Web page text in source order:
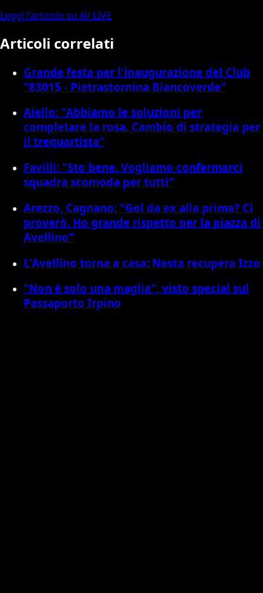
Leggi l’articolo su AV LIVE
Articoli correlati
Grande festa per l'inaugurazione del Club
"83015 - Pietrastornina Biancoverde"
Aiello: "Abbiamo le soluzioni per
completare la rosa. Cambio di strategia per
il trequartista"
Favilli: "Sto bene. Vogliamo confermarci
squadra scomoda per tutti"
Arezzo, Cagnano: "Gol da ex alla prima? Ci
proverò. Ho grande rispetto per la piazza di
Avellino"
L'Avellino torna a casa: Nesta recupera Izzo
"Non è solo una maglia", visto special sul
Passaporto Irpino